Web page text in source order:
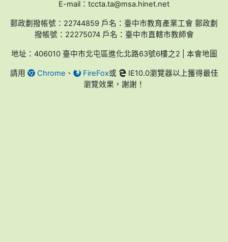
E-mail：tccta.ta@msa.hinet.net
郵政劃撥帳號：22744859 戶名：臺中市教育產業工會 郵政劃
撥帳號：22275074 戶名：臺中市直轄市教師會
地址：406010 臺中市北屯區進化北路63號6樓之2 | 本會地圖
請用 Chrome 、 FireFox或
IE10.0瀏覽器以上獲得最佳
瀏覽效果，謝謝！